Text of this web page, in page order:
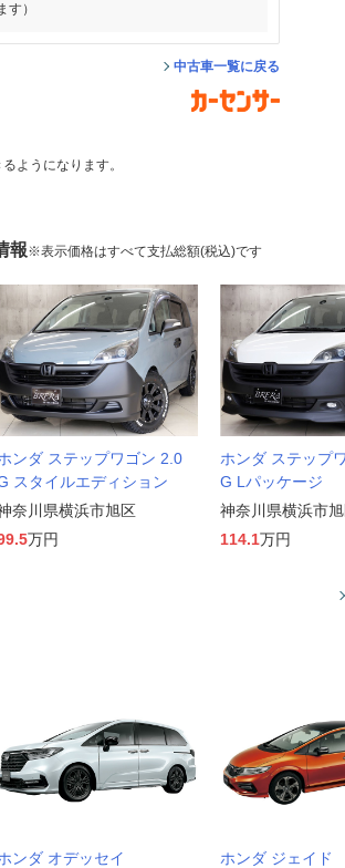
）
中古車一覧に戻る
ようになります。
報※表示価格はすべて支払総額(税込)です
ンダ ステップワゴン 2.0
スタイルエディション
奈川県横浜市旭区
万円
ホンダ ステップ
G Lパッケージ
神奈川県横浜市
114.1万円
ンダ オデッセイ ホンダ ジェイド